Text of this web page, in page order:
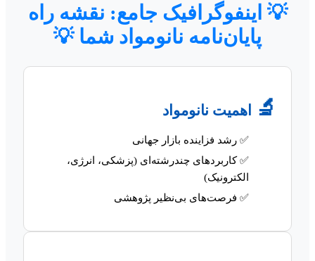
💡 اینفوگرافیک جامع: نقشه راه
پایان‌نامه نانومواد شما 💡
🔬 اهمیت نانومواد
✅ رشد فزاینده بازار جهانی
✅ کاربردهای چندرشته‌ای (پزشکی، انرژی،
الکترونیک)
✅ فرصت‌های بی‌نظیر پژوهشی